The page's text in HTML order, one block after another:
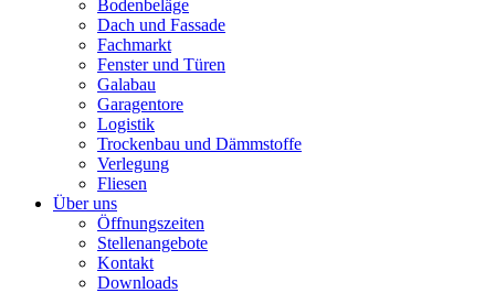
Bodenbeläge
Dach und Fassade
Fachmarkt
Fenster und Türen
Galabau
Garagentore
Logistik
Trockenbau und Dämmstoffe
Verlegung
Fliesen
Über uns
Öffnungszeiten
Stellenangebote
Kontakt
Downloads